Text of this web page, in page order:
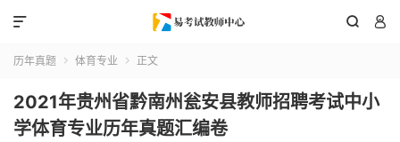
 

历年真题  体育专业  正文
2021年贵州省黔南州瓮安县教师招聘考试中小
学体育专业历年真题汇编卷